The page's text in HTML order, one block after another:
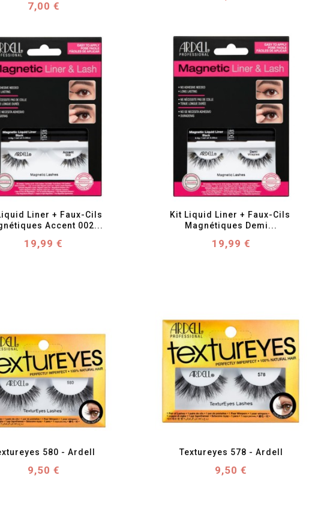
Prix
7,00 €
favorite_border visibility
Liner + Faux-Cils
Accent 002...
Prix
19,99 €
favorite_border visibility
Kit Liquid Liner + Faux-Cils
Magnétiques Demi...
Prix
19,99 €
favorite_border visibility
580 - Ardell
Prix
9,50 €
favorite_border visibility
Textureyes 578 - Ardell
Prix
9,50 €